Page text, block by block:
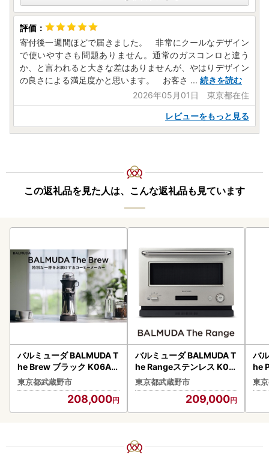
寄付後一週間ほどで届きました。 非常にクールなデザイン
で使いやすさも問題ありません。通常のガスコンロと違う
か、と言われると大きな差はありませんが、やはりデザイン
の良さによる満足度かと思います。 お客さ ... 続きを読む
2026年05月01日 東京都在住
レビューをもっと見る
この返礼品を見た人は、こんな返礼品も見ています
バルミューダ BALMUDA T
he Brew ブラック K06A-
BK／JP ｜ BALMUDA バル
ミューダ ザ・ブリュー コ
ーヒーメーカー ドリップ
コーヒーマシン 温度制御
ップコーヒー 家電 リビン
東京都武蔵野市
208,000
バルミューダ BALMUDA T
he Rangeステンレス K09
A-SU／JP ｜ BALMUDA
バルミューダ ザ・レンジ
オーブンレンジ オーブン
家電 おしゃれ リビング キ
東京都武蔵野市
209,000
バ
he
-SV
ポ
ポ
東